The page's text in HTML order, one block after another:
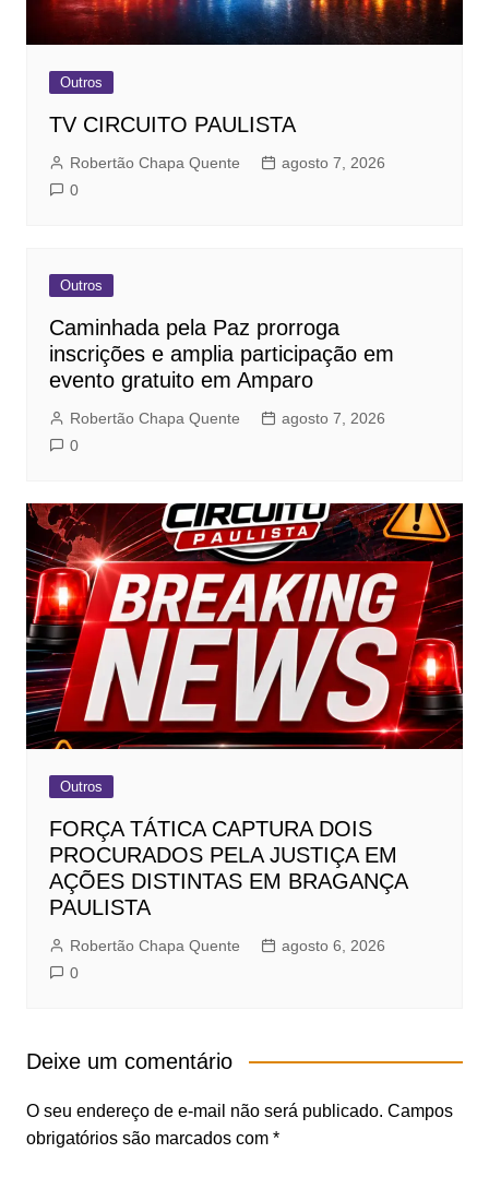
Outros
TV CIRCUITO PAULISTA
Robertão Chapa Quente
agosto 7, 2026
0
Outros
Caminhada pela Paz prorroga
inscrições e amplia participação em
evento gratuito em Amparo
Robertão Chapa Quente
agosto 7, 2026
0
Outros
FORÇA TÁTICA CAPTURA DOIS
PROCURADOS PELA JUSTIÇA EM
AÇÕES DISTINTAS EM BRAGANÇA
PAULISTA
Robertão Chapa Quente
agosto 6, 2026
0
Deixe um comentário
O seu endereço de e-mail não será publicado. Campos
obrigatórios são marcados com *